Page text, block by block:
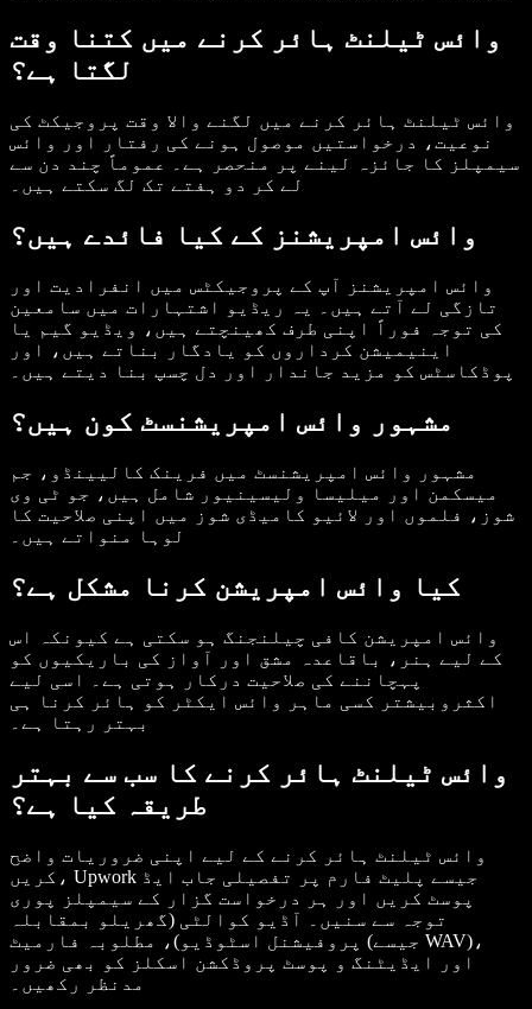
وائس ٹیلنٹ ہائر کرنے میں کتنا وقت
لگتا ہے؟
وائس ٹیلنٹ ہائر کرنے میں لگنے والا وقت پروجیکٹ کی
نوعیت، درخواستیں موصول ہونے کی رفتار اور وائس
سیمپلز کا جائزہ لینے پر منحصر ہے۔ عموماً چند دن سے
لے کر دو ہفتے تک لگ سکتے ہیں۔
وائس امپریشنز کے کیا فائدے ہیں؟
وائس امپریشنز آپ کے پروجیکٹس میں انفرادیت اور
تازگی لے آتے ہیں۔ یہ ریڈیو اشتہارات میں سامعین
کی توجہ فوراً اپنی طرف کھینچتے ہیں، ویڈیو گیم یا
اینیمیشن کرداروں کو یادگار بناتے ہیں، اور
پوڈکاسٹس کو مزید جاندار اور دل چسپ بنا دیتے ہیں۔
مشہور وائس امپریشنسٹ کون ہیں؟
مشہور وائس امپریشنسٹ میں فرینک کالیینڈو، جم
میسکمن اور میلیسا ولیسینیور شامل ہیں، جو ٹی وی
شوز، فلموں اور لائیو کامیڈی شوز میں اپنی صلاحیت کا
لوہا منواتے ہیں۔
کیا وائس امپریشن کرنا مشکل ہے؟
وائس امپریشن کافی چیلنجنگ ہو سکتی ہے کیونکہ اس
کے لیے ہنر، باقاعدہ مشق اور آواز کی باریکیوں کو
پہچاننے کی صلاحیت درکار ہوتی ہے۔ اسی لیے
اکثروبیشتر کسی ماہر وائس ایکٹر کو ہائر کرنا ہی
بہتر رہتا ہے۔
وائس ٹیلنٹ ہائر کرنے کا سب سے بہتر
طریقہ کیا ہے؟
وائس ٹیلنٹ ہائر کرنے کے لیے اپنی ضروریات واضح
کریں، Upwork جیسے پلیٹ فارم پر تفصیلی جاب ایڈ
پوسٹ کریں اور ہر درخواست گزار کے سیمپلز پوری
توجہ سے سنیں۔ آڈیو کوالٹی (گھریلو بمقابلہ
پروفیشنل اسٹوڈیو)، مطلوبہ فارمیٹ (جیسے WAV)،
اور ایڈیٹنگ و پوسٹ پروڈکشن اسکلز کو بھی ضرور
مدنظر رکھیں۔